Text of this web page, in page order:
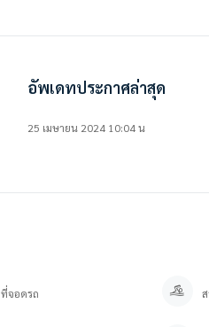
อัพเดทประกาศล่าสุด
25 เมษายน 2024 10:04 น
ที่จอดรถ